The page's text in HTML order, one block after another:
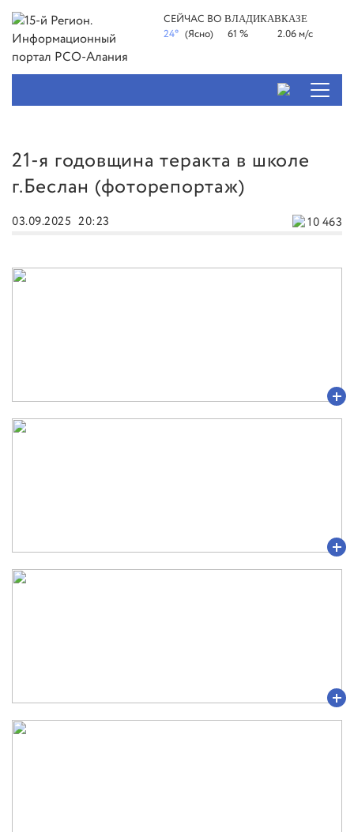
СЕЙЧАС ВОВЛАДИКАВКАЗЕ
24° (Ясно) 61 % 2.06 м/с
21-я годовщина теракта в школе
г.Беслан (фоторепортаж)
03.09.2025 20:23 10 463